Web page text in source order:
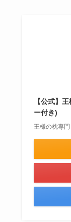
【公式】
ー付き)
王様の枕専